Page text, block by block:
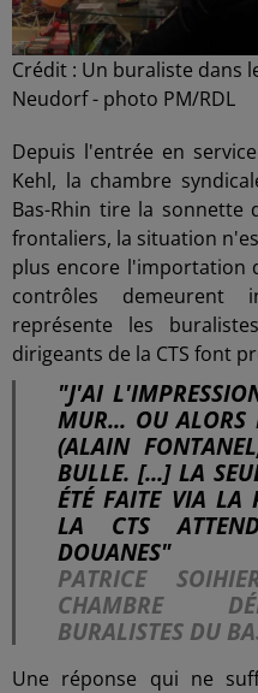
Crédit : Un buraliste dans
Neudorf - photo PM/RDL
Depuis l'entrée en
Kehl, la chambre
Bas-Rhin tire la sonnette
frontaliers, la situation
plus encore l'importation
contrôles demeurent
représente les
dirigeants de la CTS font
"J'AI
MUR... OU ALORS
(ALAIN
BULLE. [...] LA
ÉTÉ FAITE VIA LA
LA CTS
DOUANES"
PATRICE
CHAMBRE
BURALISTES DU
Une réponse qui ne